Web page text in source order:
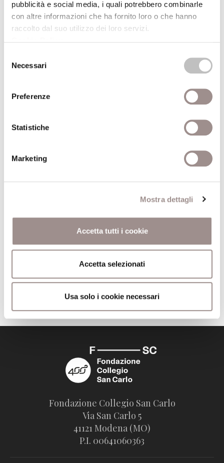
pubblicità e social media, i quali potrebbero combinarle
con altre informazioni che ha fornito loro o che hanno
raccolto dal suo utilizzo dei loro servizi.
delNecessari
Preferenze
Statistiche
Marketing
Mostra dettagli
Accetta tutti i cookie
Accetta selezionati
Usa solo i cookie necessari
il cui svolgimento traspare dalle sue
annotazioni.
pubblicazione
Recensito da
Anno recensione
1997
160
Editore il Mulino
Fondazione Collegio San Carlo
Via San Carlo 5
41121 Modena (MO)
P.I. 00641060363